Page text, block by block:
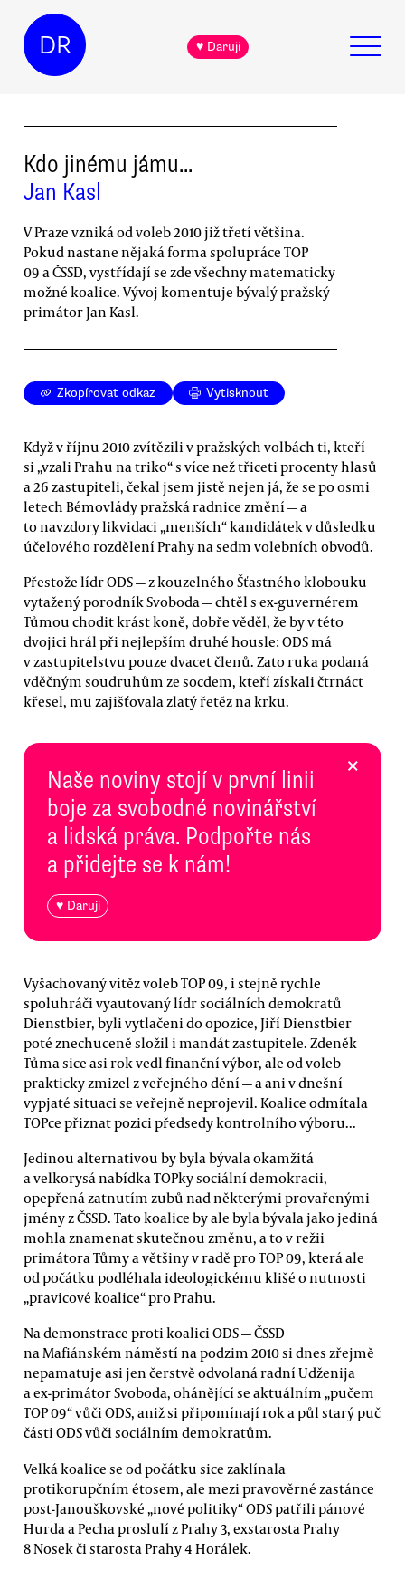
DR ♥ Daruji
Kdo jinému jámu...
Jan Kasl
V Praze vzniká od voleb 2010 již třetí většina.
Pokud nastane nějaká forma spolupráce TOP
09 a ČSSD, vystřídají se zde všechny matematicky
možné koalice. Vývoj komentuje bývalý pražský
primátor Jan Kasl.
Zkopírovat odkaz Vytisknout
Když v říjnu 2010 zvítězili v pražských volbách ti, kteří
si „vzali Prahu na triko“ s více než třiceti procenty hlasů
a 26 zastupiteli, čekal jsem jistě nejen já, že se po osmi
letech Bémovlády pražská radnice změní — a
to navzdory likvidaci „menších“ kandidátek v důsledku
účelového rozdělení Prahy na sedm volebních obvodů.
Přestože lídr ODS — z kouzelného Šťastného klobouku
vytažený porodník Svoboda — chtěl s ex-guvernérem
Tůmou chodit krást koně, dobře věděl, že by v této
dvojici hrál při nejlepším druhé housle: ODS má
v zastupitelstvu pouze dvacet členů. Zato ruka podaná
vděčným soudruhům ze socdem, kteří získali čtrnáct
křesel, mu zajišťovala zlatý řetěz na krku.
Naše noviny stojí v první linii
boje za svobodné novinářství
a lidská práva. Podpořte nás
a přidejte se k nám!
♥ Daruji
×
Vyšachovaný vítěz voleb TOP 09, i stejně rychle
spoluhráči vyautovaný lídr sociálních demokratů
Dienstbier, byli vytlačeni do opozice, Jiří Dienstbier
poté znechuceně složil i mandát zastupitele. Zdeněk
Tůma sice asi rok vedl finanční výbor, ale od voleb
prakticky zmizel z veřejného dění — a ani v dnešní
vypjaté situaci se veřejně neprojevil. Koalice odmítala
TOPce přiznat pozici předsedy kontrolního výboru...
Jedinou alternativou by byla bývala okamžitá
a velkorysá nabídka TOPky sociální demokracii,
opepřená zatnutím zubů nad některými provařenými
jmény z ČSSD. Tato koalice by ale byla bývala jako jediná
mohla znamenat skutečnou změnu, a to v režii
primátora Tůmy a většiny v radě pro TOP 09, která ale
od počátku podléhala ideologickému klišé o nutnosti
„pravicové koalice“ pro Prahu.
Na demonstrace proti koalici ODS — ČSSD
na Mafiánském náměstí na podzim 2010 si dnes zřejmě
nepamatuje asi jen čerstvě odvolaná radní Udženija
a ex-primátor Svoboda, ohánějící se aktuálním „pučem
TOP 09“ vůči ODS, aniž si připomínají rok a půl starý puč
části ODS vůči sociálním demokratům.
Velká koalice se od počátku sice zaklínala
protikorupčním étosem, ale mezi pravověrné zastánce
post-Janouškovské „nové politiky“ ODS patřili pánové
Hurda a Pecha proslulí z Prahy 3, exstarosta Prahy
8 Nosek či starosta Prahy 4 Horálek.